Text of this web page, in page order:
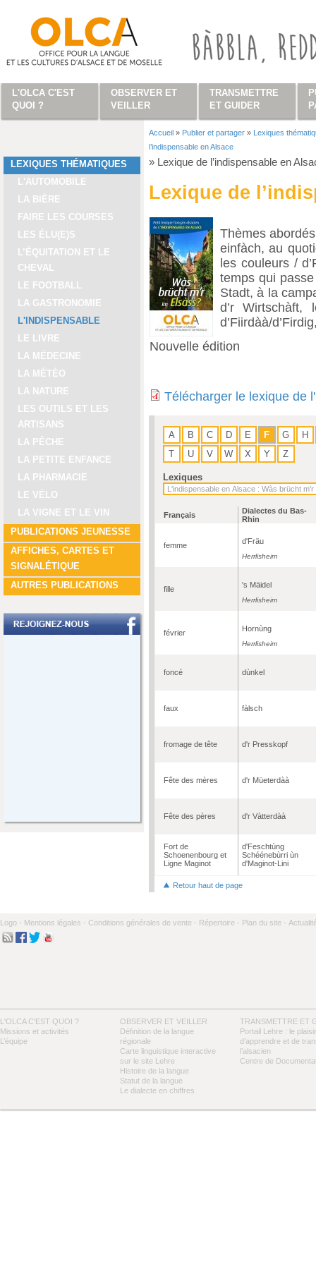
LEXIQUES THÉMATIQUES
L'AUTOMOBILE
LA BIÈRE
FAIRE LES COURSES
LES ÉLU(E)S
L’ÉQUITATION ET LE
CHEVAL
LE FOOTBALL
LA GASTRONOMIE
L'INDISPENSABLE
LE LIVRE
LA MÉDECINE
LA MÉTÉO
LA NATURE
LES OUTILS ET LES
ARTISANS
LA PÊCHE
LA PETITE ENFANCE
LA PHARMACIE
LE VÉLO
LA VIGNE ET LE VIN
PUBLICATIONS JEUNESSE
AFFICHES, CARTES ET
SIGNALÉTIQUE
AUTRES PUBLICATIONS
Vous êtes ici
Accueil » Publier et partager » Lexiques
l’indispensable en Alsace
» Lexique de l’indispensable en
Lexique de
Thèmes
einfàch, au
les couleurs /
temps qui
Stadt, à la
d’r Wirtschàft,
d’Fiirdàà/
Nouvelle édition
Télécharger le lexique de
A B C D E F G
H
T
U V W X Y Z
Lexiques
Français
Dialectes du Bas-
Rhin
femme d'Fräu
Herrlisheim
fille 's Mäidel
Herrlisheim
février Hornùng
Herrlisheim
foncé dùnkel
faux fàlsch
fromage de tête d'r Presskopf
Fête des mères d'r Müeterdàà
Fête des pères d'r Vàtterdàà
Fort de
Schoenenbourg et
Ligne Maginot
d'Feschtùng
Schéénebùrri ùn
d'Maginot-Lini
Retour haut de page
Logo - Mentions légales - Conditions générales de vente - Répertoire - Plan du site -
L'OLCA C'EST QUOI ?
Missions et activités
L’équipe
OBSERVER ET VEILLER
Définition de la langue
régionale
Carte linguistique interactive
sur le site Lehre
Histoire de la langue
Statut de la langue
Le dialecte en chiffres
TRANSMETTRE ET
Portail Lehre : le plaisir
d’apprendre et de
l’alsacien
Centre de
L'OLCA C'EST
QUOI ?
OBSERVER ET
VEILLER
TRANSMETTRE
ET GUIDER